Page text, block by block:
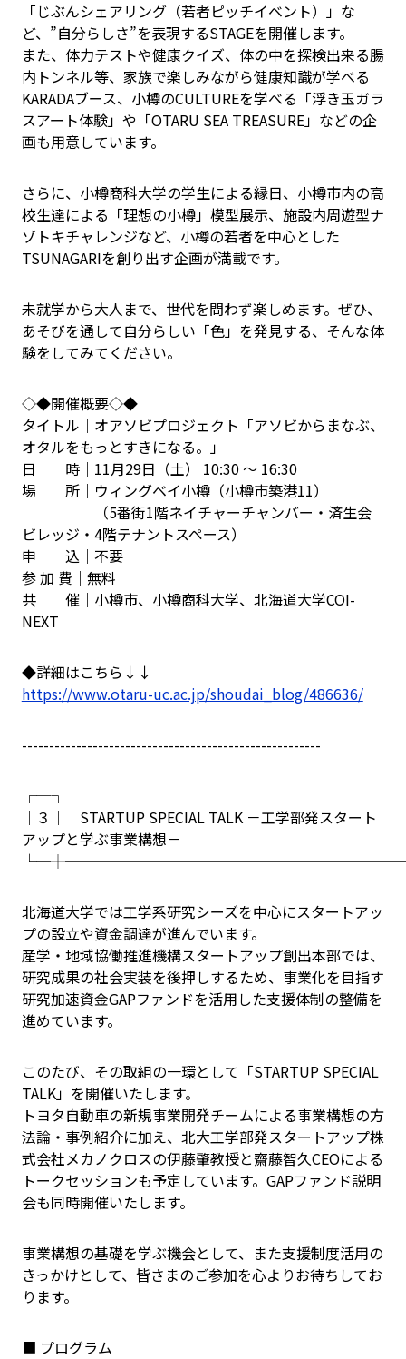
「じぶんシェアリング（若者ピッチイベント）」な
ど、”自分らしさ”を表現するSTAGEを開催します。
また、体力テストや健康クイズ、体の中を探検出来る腸
内トンネル等、家族で楽しみながら健康知識が学べる
KARADAブース、小樽のCULTUREを学べる「浮き玉ガラ
スアート体験」や「OTARU SEA TREASURE」などの企
画も用意しています。
さらに、小樽商科大学の学生による縁日、小樽市内の高
校生達による「理想の小樽」模型展示、施設内周遊型ナ
ゾトキチャレンジなど、小樽の若者を中心とした
TSUNAGARIを創り出す企画が満載です。
未就学から大人まで、世代を問わず楽しめます。ぜひ、
あそびを通して自分らしい「色」を発見する、そんな体
験をしてみてください。
◇◆開催概要◇◆
タイトル｜オアソビプロジェクト「アソビからまなぶ、
オタルをもっとすきになる。」
日 時｜11月29日（土） 10:30 ～ 16:30
場 所｜ウィングベイ小樽（小樽市築港11）
（5番街1階ネイチャーチャンバー・済生会
ビレッジ・4階テナントスペース）
申 込｜不要
参 加 費｜無料
共 催｜小樽市、小樽商科大学、北海道大学COI-
NEXT
◆詳細はこちら↓↓
https://www.otaru-uc.ac.jp/shoudai_blog/486636/
-------------------------------------------------------
┌─┐
│３│ STARTUP SPECIAL TALK －工学部発スタート
アップと学ぶ事業構想－
北海道大学では工学系研究シーズを中心にスタートアッ
プの設立や資金調達が進んでいます。
産学・地域協働推進機構スタートアップ創出本部では、
研究成果の社会実装を後押しするため、事業化を目指す
研究加速資金GAPファンドを活用した支援体制の整備を
進めています。
このたび、その取組の一環として「STARTUP SPECIAL
TALK」を開催いたします。
トヨタ自動車の新規事業開発チームによる事業構想の方
法論・事例紹介に加え、北大工学部発スタートアップ株
式会社メカノクロスの伊藤肇教授と齋藤智久CEOによる
トークセッションも予定しています。GAPファンド説明
会も同時開催いたします。
事業構想の基礎を学ぶ機会として、また支援制度活用の
きっかけとして、皆さまのご参加を心よりお待ちしてお
ります。
■ プログラム